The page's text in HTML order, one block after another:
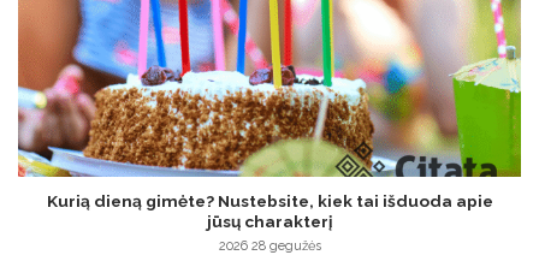
Kurią dieną gimėte? Nustebsite, kiek tai išduoda apie
jūsų charakterį
2026 28 gegužės